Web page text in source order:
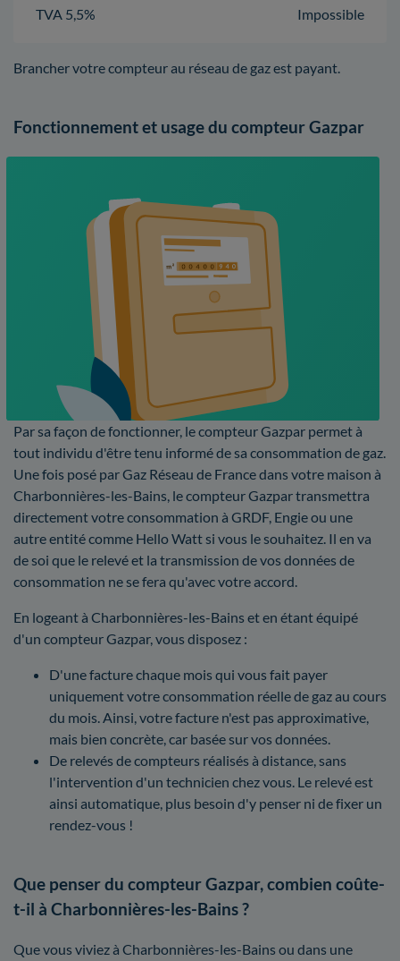
TVA 5,5%
Impossible
Brancher votre compteur au réseau de gaz est payant.
Fonctionnement et usage du compteur Gazpar
Par sa façon de fonctionner, le compteur Gazpar permet à
tout individu d'être tenu informé de sa consommation de gaz.
Une fois posé par Gaz Réseau de France dans votre maison à
Charbonnières-les-Bains, le compteur Gazpar transmettra
directement votre consommation à GRDF, Engie ou une
autre entité comme Hello Watt si vous le souhaitez. Il en va
de soi que le relevé et la transmission de vos données de
consommation ne se fera qu'avec votre accord.
En logeant à Charbonnières-les-Bains et en étant équipé
d'un compteur Gazpar, vous disposez :
D'une facture chaque mois qui vous fait payer
uniquement votre consommation réelle de gaz au cours
du mois. Ainsi, votre facture n'est pas approximative,
mais bien concrète, car basée sur vos données.
De relevés de compteurs réalisés à distance, sans
l'intervention d'un technicien chez vous. Le relevé est
ainsi automatique, plus besoin d'y penser ni de fixer un
rendez-vous !
Que penser du compteur Gazpar, combien coûte-
t-il à Charbonnières-les-Bains ?
Que vous viviez à Charbonnières-les-Bains ou dans une